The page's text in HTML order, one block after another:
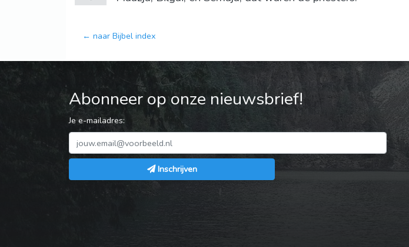
← naar Bijbel index
Abonneer op onze nieuwsbrief!
Je e-mailadres:
Inschrijven